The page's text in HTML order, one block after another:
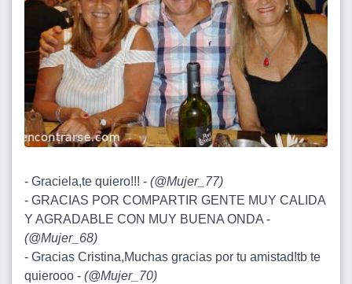
- Graciela,te quiero!!! - (@Mujer_77)
- GRACIAS POR COMPARTIR GENTE MUY CALIDA
Y AGRADABLE CON MUY BUENA ONDA -
(@Mujer_68)
- Gracias Cristina,Muchas gracias por tu amistad!tb te
quierooo - (@Mujer_70)